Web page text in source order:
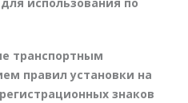
транспортным
правил установки на
знаков